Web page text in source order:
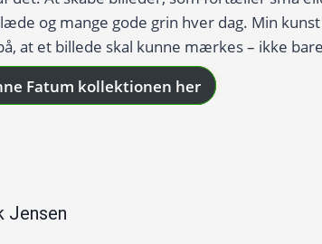
og mange gode grin hver dag. Min
at et billede skal kunne mærkes – ikke
Fatum kollektionen her
Jensen